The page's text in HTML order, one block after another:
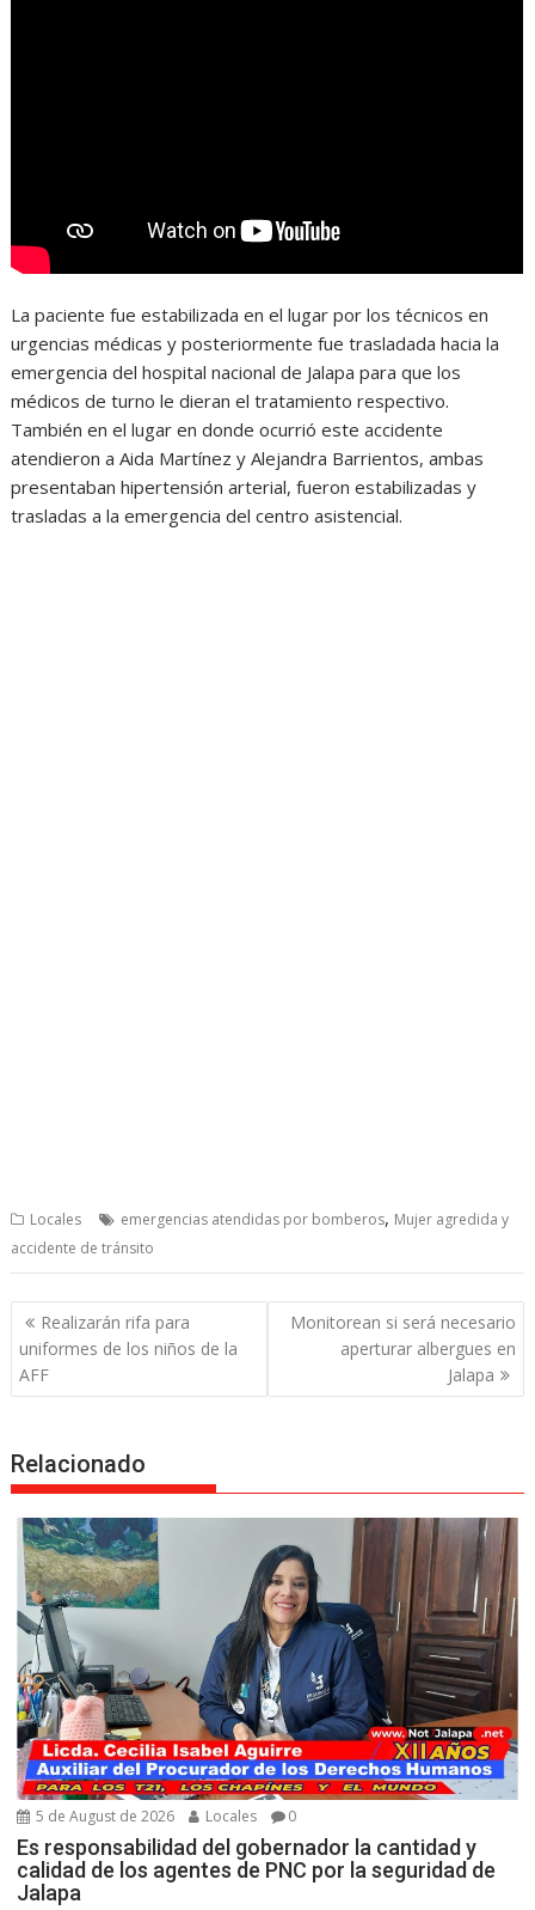
La paciente fue estabilizada en el lugar por los técnicos en
urgencias médicas y posteriormente fue trasladada hacia la
emergencia del hospital nacional de Jalapa para que los
médicos de turno le dieran el tratamiento respectivo.
También en el lugar en donde ocurrió este accidente
atendieron a Aida Martínez y Alejandra Barrientos, ambas
presentaban hipertensión arterial, fueron estabilizadas y
trasladas a la emergencia del centro asistencial.
Locales emergencias atendidas por bomberos, Mujer agredida y
accidente de tránsito
Post
navigation
Realizarán rifa para
uniformes de los niños de la
AFF
Monitorean si será necesario
aperturar albergues en
Jalapa
Relacionado
5 de August de 2026 Locales 0
Es responsabilidad del gobernador la cantidad y
calidad de los agentes de PNC por la seguridad de
Jalapa